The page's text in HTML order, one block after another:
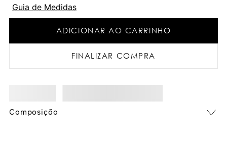
Guia de Medidas
ADICIONAR AO CARRINHO
FINALIZAR COMPRA
Composição